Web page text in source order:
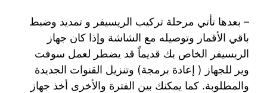
– بعدها تأتي مرحلة تركيب الريسيفر و تمديد وضبط
باقي الأقمار وتوصيله مع الشاشة وإذا كان جهاز
الريسيفر الخاص بك قديماً قد يضطر لعمل سوفت
وير للجهاز ( إعادة برمجة) وتنزيل القنوات الجديدة
والمطلوبة. كما يمكنك بين الفترة والأخرى أخذ جهاز